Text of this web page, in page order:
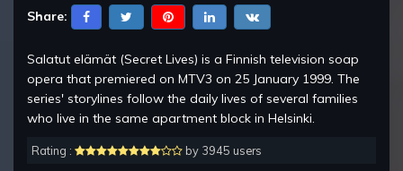
Share:
Salatut elämät (Secret Lives) is a Finnish television soap
opera that premiered on MTV3 on 25 January 1999. The
series' storylines follow the daily lives of several families
who live in the same apartment block in Helsinki.
Rating :
by 3945 users